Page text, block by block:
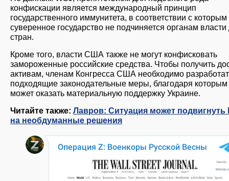
конфискации является международный принцип
государственного иммунитета, в соответствии с которым
суверенное государство не подчиняется органам власти
стран.
Кроме того, власти США также не могут конфисковать
замороженные российские средства. Чтобы получить
активам, членам Конгресса США необходимо
подходящие законодательные меры, благодаря
может оказать материальную поддержку Украине.
Читайте также: Лавров: Ситуация может
на необдуманные решения